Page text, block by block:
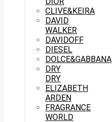
CLIVE&KEIRA
DAVID
WALKER
DAVIDOFF
DIESEL
DOLCE&GABBANA
DRY
DRY
ELIZABETH
ARDEN
FRAGRANCE
WORLD